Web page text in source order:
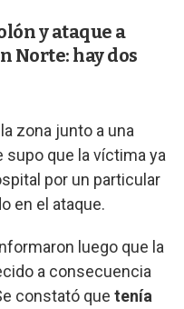
y ataque a
Norte: hay dos
zona junto a una
supo que la víctima ya
por un particular
en el ataque.
luego que la
a consecuencia
constató que tenía